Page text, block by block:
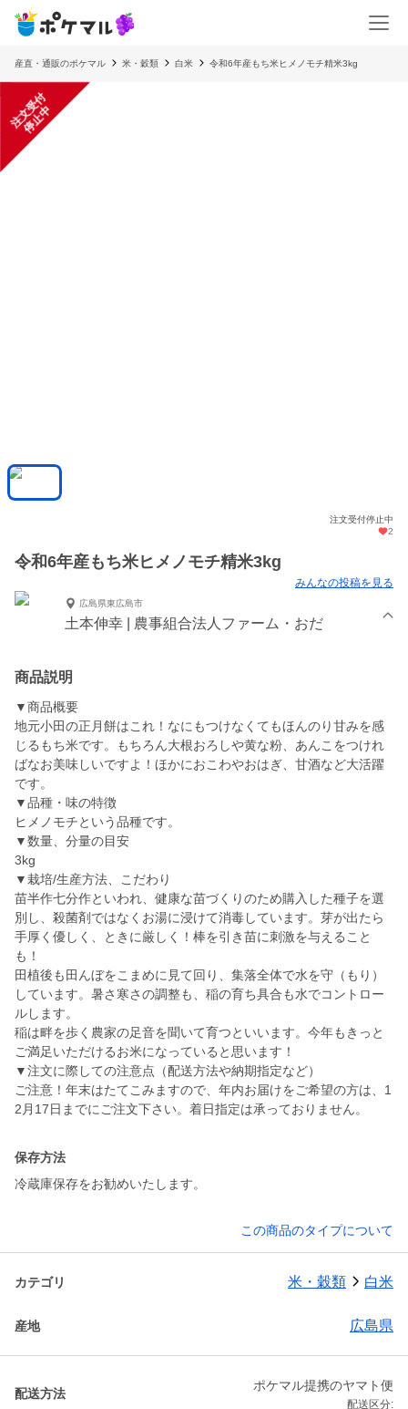
産直・通販のポケマル 米・穀類 白米 令和6年産もち米ヒメノモチ精米3kg
注
文
受
付
停
止
中
注文受付停止中
2
令和6年産もち米ヒメノモチ精米3kg
みんなの投稿を見る
広島県東広島市
土本伸幸 | 農事組合法人ファーム・おだ
商品説明
▼商品概要
地元小田の正月餅はこれ！なにもつけなくてもほんのり甘みを感
じるもち米です。もちろん大根おろしや黄な粉、あんこをつけれ
ばなお美味しいですよ！ほかにおこわやおはぎ、甘酒など大活躍
です。
▼品種・味の特徴
ヒメノモチという品種です。
▼数量、分量の目安
3kg
▼栽培/生産方法、こだわり
苗半作七分作といわれ、健康な苗づくりのため購入した種子を選
別し、殺菌剤ではなくお湯に浸けて消毒しています。芽が出たら
手厚く優しく、ときに厳しく！棒を引き苗に刺激を与えること
も！
田植後も田んぼをこまめに見て回り、集落全体で水を守（もり）
しています。暑さ寒さの調整も、稲の育ち具合も水でコントロー
ルします。
稲は畔を歩く農家の足音を聞いて育つといいます。今年もきっと
ご満足いただけるお米になっていると思います！
▼注文に際しての注意点（配送方法や納期指定など）
ご注意！年末はたてこみますので、年内お届けをご希望の方は、1
2月17日までにご注文下さい。着日指定は承っておりません。
保存方法
冷蔵庫保存をお勧めいたします。
この商品のタイプについて
カテゴリ 米・穀類 白米
産地 広島県
配送方法
ポケマル提携のヤマト便
配送区分: